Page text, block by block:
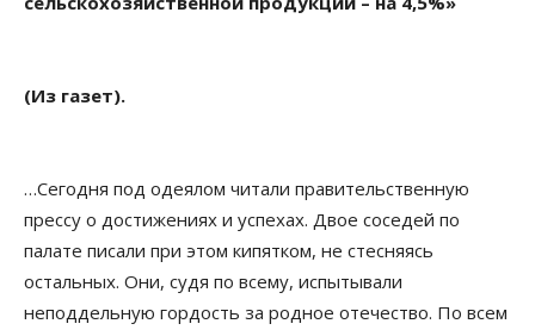
(Из газет).
…Сегодня под одеялом читали правительственную
прессу о достижениях и успехах. Двое соседей по
палате писали при этом кипятком, не стесняясь
остальных. Они, судя по всему, испытывали
неподдельную гордость за родное отечество. По всем